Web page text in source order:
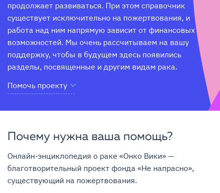
продолжает развиваться. При этом справочник
существует исключительно на пожертвования, и
работа над ним напрямую зависит от финансовых
возможностей. Мы очень рассчитываем на вашу
поддержку, чтобы в будущем здесь появились
разделы, посвященные и другим видам рака.
Помочь проекту
Почему нужна ваша помощь?
Онлайн-энциклопедия о раке «Онко Вики» —
благотворительный проект фонда «Не напрасно»,
существующий на пожертвования.